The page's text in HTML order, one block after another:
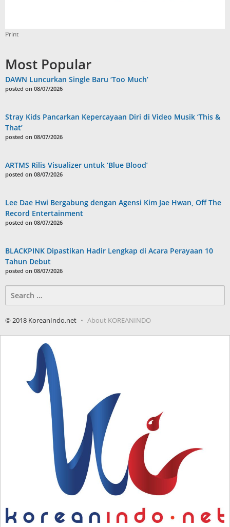
Print
Most Popular
DAWN Luncurkan Single Baru ‘Too Much’
posted on 08/07/2026
Stray Kids Pancarkan Kepercayaan Diri di Video Musik ‘This &
That’
posted on 08/07/2026
ARTMS Rilis Visualizer untuk ‘Blue Blood’
posted on 08/07/2026
Lee Dae Hwi Bergabung dengan Agensi Kim Jae Hwan, Off The
Record Entertainment
posted on 08/07/2026
BLACKPINK Dipastikan Hadir Lengkap di Acara Perayaan 10
Tahun Debut
posted on 08/07/2026
for:
© 2018 KoreanIndo.net About KOREANINDO